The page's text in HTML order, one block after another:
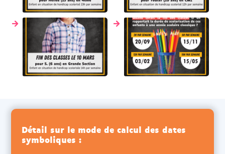
Détail sur le mode de calcul des dates
symboliques :